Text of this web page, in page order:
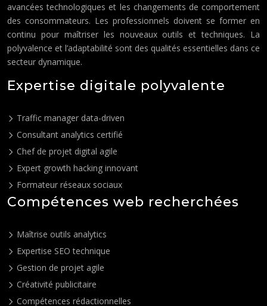
avancées technologiques et les changements de comportement
des consommateurs. Les professionnels doivent se former en
continu pour maîtriser les nouveaux outils et techniques. La
polyvalence et l’adaptabilité sont des qualités essentielles dans ce
secteur dynamique.
Expertise digitale polyvalente
Traffic manager data-driven
Consultant analytics certifié
Chef de projet digital agile
Expert growth hacking innovant
Formateur réseaux sociaux
Compétences web recherchées
Maîtrise outils analytics
Expertise SEO technique
Gestion de projet agile
Créativité publicitaire
Compétences rédactionnelles